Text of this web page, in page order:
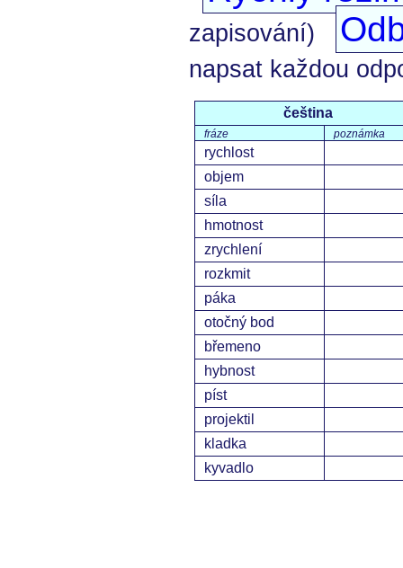
zapisování)
napsat každou
čeština
fráze poznámka
rychlost
objem
síla
hmotnost
zrychlení
rozkmit
páka
otočný bod
břemeno
hybnost
píst
projektil
kladka
kyvadlo